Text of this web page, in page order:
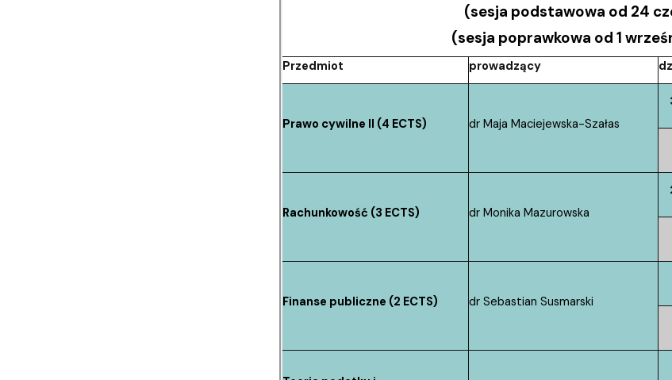
(sesja podstawowa od 24
(sesja poprawkowa od 1
Przedmiot prowadzący
Prawo cywilne II (4 ECTS) dr Maja Maciejewska-Szałas
Rachunkowość (3 ECTS) dr Monika Mazurowska
Finanse publiczne (2 ECTS) dr Sebastian Susmarski